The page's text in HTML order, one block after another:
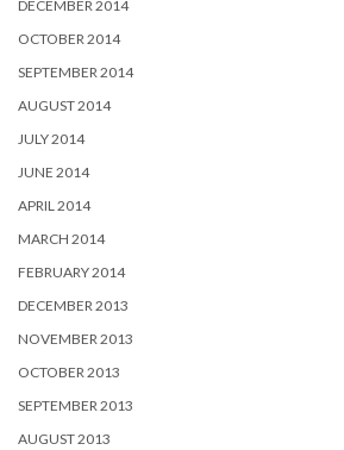
DECEMBER 2014
OCTOBER 2014
SEPTEMBER 2014
AUGUST 2014
JULY 2014
JUNE 2014
APRIL 2014
MARCH 2014
FEBRUARY 2014
DECEMBER 2013
NOVEMBER 2013
OCTOBER 2013
SEPTEMBER 2013
AUGUST 2013